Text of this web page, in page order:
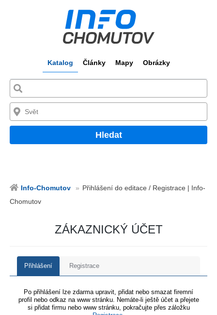
Katalog Články Mapy Obrázky
Hledat
Info-Chomutov
Přihlášení do editace / Registrace | Info-
Chomutov
ZÁKAZNICKÝ ÚČET
Přihlášení Registrace
Po přihlášení lze zdarma upravit, přidat nebo smazat firemní
profil nebo odkaz na www stránku. Nemáte-li ještě účet a přejete
si přidat firmu nebo www stránku, pokračujte přes záložku